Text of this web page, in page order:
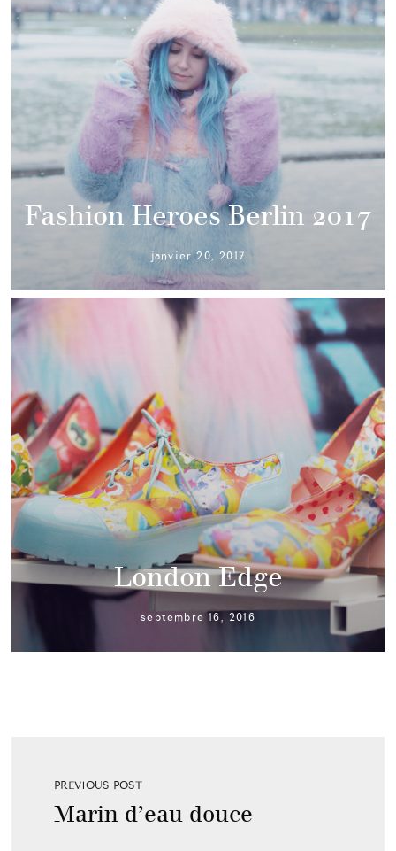
Fashion Heroes Berlin 2017
janvier 20, 2017
London Edge
septembre 16, 2016
PREVIOUS POST
Marin d’eau douce